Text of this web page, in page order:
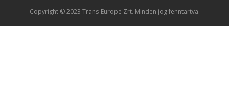
Copyright © 2023 Trans-Europe Zrt. Minden jog fenntartva.